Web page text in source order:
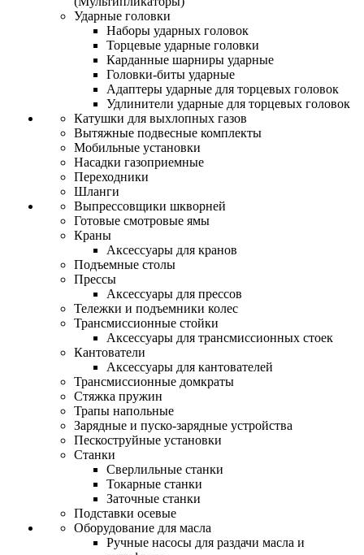
Ударные головки
Наборы ударных головок
Торцевые ударные головки
Карданные шарниры ударные
Головки-биты ударные
Адаптеры ударные для торцевых головок
Удлинители ударные для торцевых головок
Катушки для выхлопных газов
Вытяжные подвесные комплекты
Мобильные установки
Насадки газоприемные
Переходники
Шланги
Выпрессовщики шкворней
Готовые смотровые ямы
Краны
Аксессуары для кранов
Подъемные столы
Прессы
Аксессуары для прессов
Тележки и подъемники колес
Трансмиссионные стойки
Аксессуары для трансмиссионных стоек
Кантователи
Аксессуары для кантователей
Трансмиссионные домкраты
Стяжка пружин
Трапы напольные
Зарядные и пуско-зарядные устройства
Пескоструйные установки
Станки
Сверлильные станки
Токарные станки
Заточные станки
Подставки осевые
Оборудование для масла
Ручные насосы для раздачи масла и